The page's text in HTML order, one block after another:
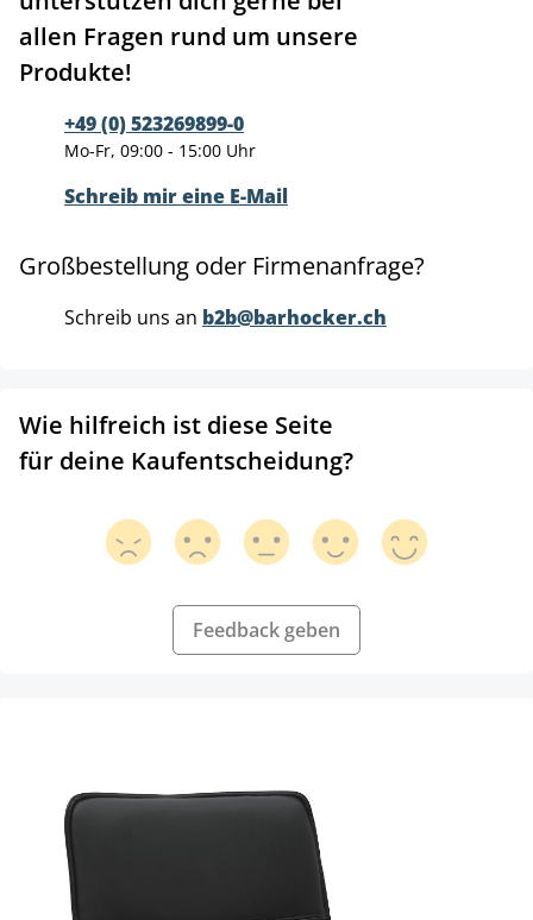
allen Fragen rund um unsere
Produkte!
+49 (0) 523269899-0
Mo-Fr, 09:00 - 15:00 Uhr
Schreib mir eine E-Mail
Großbestellung oder Firmenanfrage?
Schreib uns an b2b@barhocker.ch
Wie hilfreich ist diese Seite
für deine Kaufentscheidung?
Feedback geben